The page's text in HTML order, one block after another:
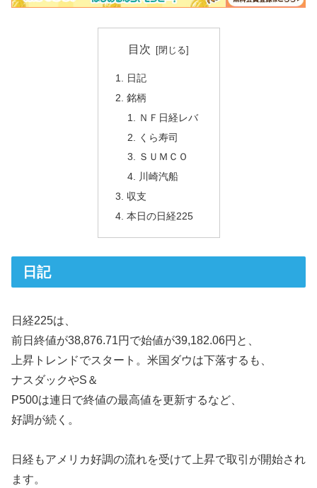
目次
日記
銘柄
ＮＦ日経レバ
くら寿司
ＳＵＭＣＯ
川崎汽船
収支
本日の日経225
日記
日経225は、
前日終値が38,876.71円で始値が39,182.06円と、
上昇トレンドでスタート。米国ダウは下落するも、
ナスダックやS＆
P500は連日で終値の最高値を更新するなど、
好調が続く。
日経もアメリカ好調の流れを受けて上昇で取引が開始され
ます。